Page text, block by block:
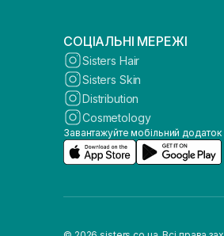
СОЦІАЛЬНІ МЕРЕЖІ
Sisters Hair
Sisters Skin
Distribution
Cosmetology
Завантажуйте мобільний додаток